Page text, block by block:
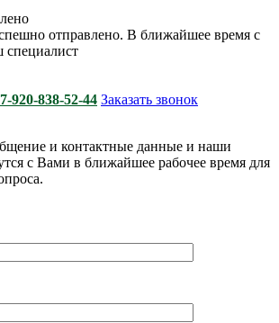
отправлено. В ближайшее время с
специалист
920-838-52-44 Заказать звонок
и контактные данные и наши
с Вами в ближайшее рабочее время для